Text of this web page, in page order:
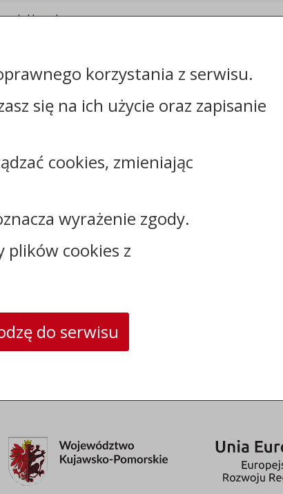
Urzędu
we Włocławku
Informacje dodatkowe:
korzystania z serwisu.
się na ich użycie oraz zapisanie
cookies, zmieniając
wyrażenie zgody.
plików cookies z
do serwisu